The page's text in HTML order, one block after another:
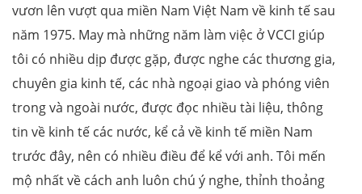
vươn lên vượt qua miền Nam Việt Nam về kinh tế sau
năm 1975. May mà những năm làm việc ở VCCI giúp
tôi có nhiều dịp được gặp, được nghe các thương gia,
chuyên gia kinh tế, các nhà ngoại giao và phóng viên
trong và ngoài nước, được đọc nhiều tài liệu, thông
tin về kinh tế các nước, kể cả về kinh tế miền Nam
trước đây, nên có nhiều điều để kể với anh. Tôi mến
mộ nhất về cách anh luôn chú ý nghe, thỉnh thoảng